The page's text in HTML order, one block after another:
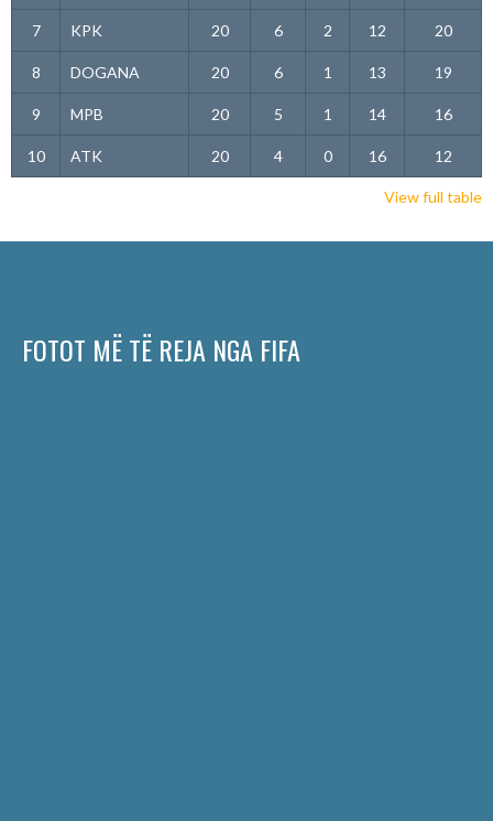
7 KPK 20 6 2 12 20
8 DOGANA 20 6 1 13 19
9 MPB 20 5 1 14 16
10 ATK 20 4 0 16 12
View full table
FOTOT MË TË REJA NGA FIFA